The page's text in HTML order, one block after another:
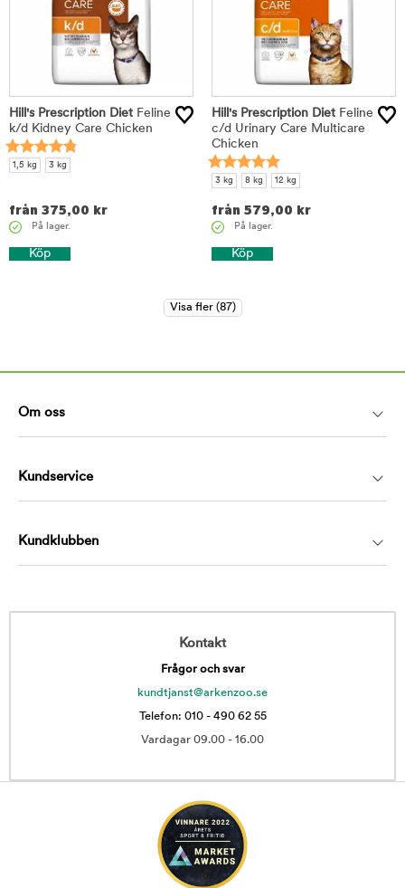
Hill's Prescription Diet Feline
k/d Kidney Care Chicken
1,5 kg 3 kg
från 375,00 kr
På lager.
Köp
Hill's Prescription Diet Feline
c/d Urinary Care Multicare
Chicken
3 kg 8 kg 12 kg
från 579,00 kr
På lager.
Köp
Om oss
Kundservice
Kundklubben
Kontakt
Frågor och svar
kundtjanst@arkenzoo.se
Telefon: 010 - 490 62 55
Vardagar 09.00 - 16.00